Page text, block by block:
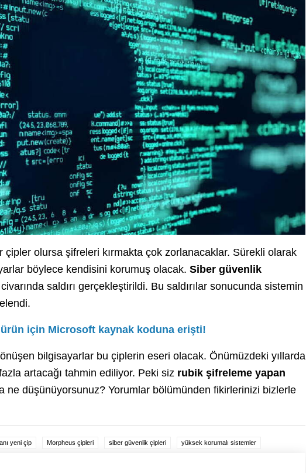
çipler olursa şifreleri kırmakta çok zorlanacaklar. Sürekli olarak
böylece kendisini korumuş olacak. Siber güvenlik
saldırı gerçekleştirildi. Bu saldırılar sonucunda sistemin
için Microsoft kaynak koduna erişti!
bilgisayarlar bu çiplerin eseri olacak. Önümüzdeki yıllarda
artacağı tahmin ediliyor. Peki siz rubik şifreleme yapan
ne düşünüyorsunuz? Yorumlar bölümünden fikirlerinizi bizlerle
yeni çip Morpheus çipleri siber güvenlik çipleri yüksek korumalı sistemler